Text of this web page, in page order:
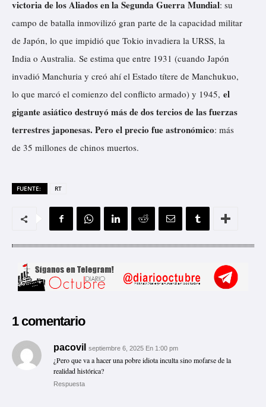
victoria de los Aliados en la Segunda Guerra Mundial: su
campo de batalla inmovilizó gran parte de la capacidad militar
de Japón, lo que impidió que Tokio invadiera la URSS, la
India o Australia. Se estima que entre 1931 (cuando Japón
invadió Manchuria y creó ahí el Estado títere de Manchukuo,
lo que marcó el comienzo del conflicto armado) y 1945, el
gigante asiático destruyó más de dos tercios de las fuerzas
terrestres japonesas. Pero el precio fue astronómico: más
de 35 millones de chinos muertos.
FUENTE: RT
1 comentario
pacovil septiembre 6, 2025 En 1:00 pm
¿Pero que va a hacer una pobre idiota inculta sino mofarse de la
realidad histórica?
Respuesta